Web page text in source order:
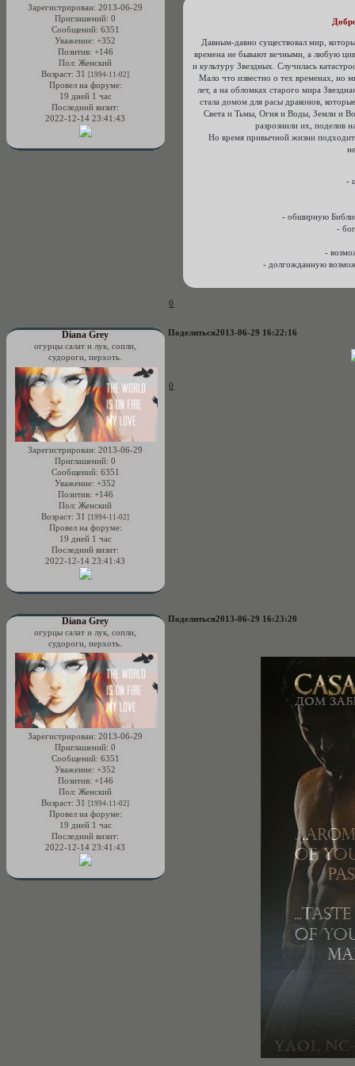
Зарегистрирован: 2013-06-29
Приглашений: 0
Сообщений: 6351
Уважение: +352
Позитив: +146
Пол: Женский
Возраст: 31[1994-11-02]
Провел на форуме:
19 дней 1 час
Последний визит:
2022-12-14 23:41:43
Давным-давно существовал мир,
времена не бывают вечными, а любую
и культуру Звездных. Случилась
Мало что известно о тех временах, но
лет, а на обломках старого мира
стала домом для расы драконов,
Света и Тьмы, Огня и Воды, Земли и
разрознили их, поделив
Но время привычной жизни подходит
-
- обширную
-
-
- долгожданную
0
Поделиться2013-06-29 16:22:16
Diana Grey
огурцы салат и лук, сопли,
судороги, перхоть.
Зарегистрирован: 2013-06-29
Приглашений: 0
Сообщений: 6351
Уважение: +352
Позитив: +146
Пол: Женский
Возраст: 31[1994-11-02]
Провел на форуме:
19 дней 1 час
Последний визит:
2022-12-14 23:41:43
0
Поделиться2013-06-29 16:23:20
Diana Grey
огурцы салат и лук, сопли,
судороги, перхоть.
Зарегистрирован: 2013-06-29
Приглашений: 0
Сообщений: 6351
Уважение: +352
Позитив: +146
Пол: Женский
Возраст: 31[1994-11-02]
Провел на форуме:
19 дней 1 час
Последний визит:
2022-12-14 23:41:43